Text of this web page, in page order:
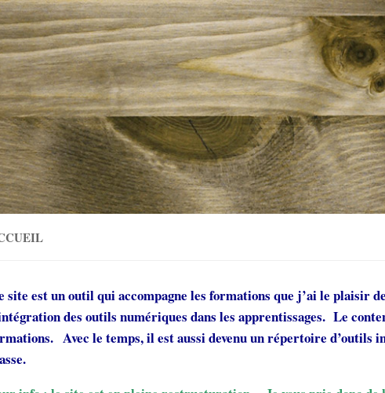
site est un outil qui accompagne les formations que j’ai le plaisir
des outils numériques dans les apprentissages. Le
Avec le temps, il est aussi devenu un répertoire d’outils